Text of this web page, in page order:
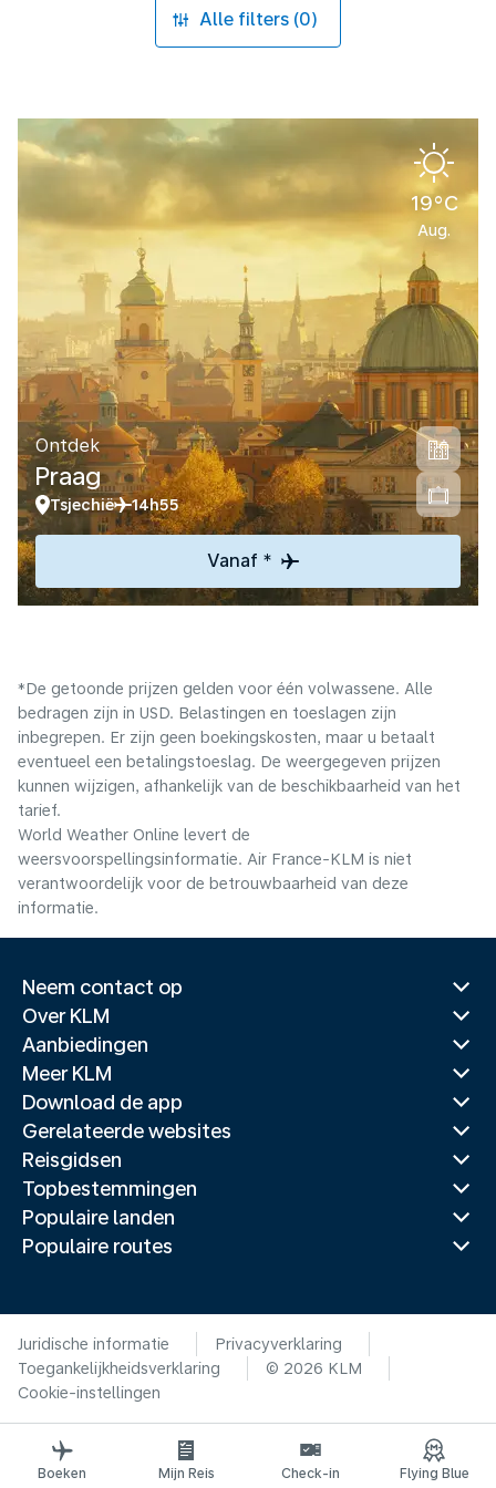
Alle filters (0)
19°C
Aug.
Ontdek
Praag
Tsjechië 14h55
Vanaf *
*De getoonde prijzen gelden voor één volwassene. Alle
bedragen zijn in USD. Belastingen en toeslagen zijn
inbegrepen. Er zijn geen boekingskosten, maar u betaalt
eventueel een betalingstoeslag. De weergegeven prijzen
kunnen wijzigen, afhankelijk van de beschikbaarheid van het
tarief.
World Weather Online levert de
weersvoorspellingsinformatie. Air France-KLM is niet
verantwoordelijk voor de betrouwbaarheid van deze
informatie.
Neem contact op
Over KLM
Aanbiedingen
Meer KLM
Download de app
Gerelateerde websites
Reisgidsen
Topbestemmingen
Populaire landen
Populaire routes
Juridische informatie
Privacyverklaring
Toegankelijkheidsverklaring
© 2026 KLM
Cookie-instellingen
Boeken Mijn Reis Check-in Flying Blue